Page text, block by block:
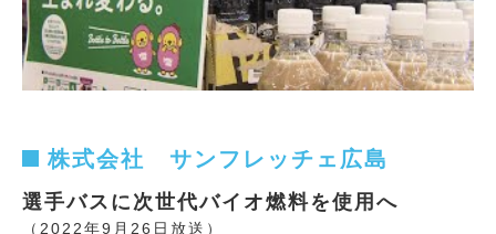
株式会社 サンフレッチェ広島
選手バスに次世代バイオ燃料を使用へ
（2022年9月26日放送）